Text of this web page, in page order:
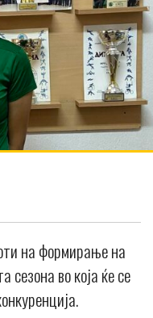
на формирање на
сезона во која ќе се